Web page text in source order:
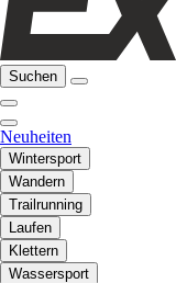
Suchen
Neuheiten
Wintersport
Wandern
Trailrunning
Laufen
Klettern
Wassersport